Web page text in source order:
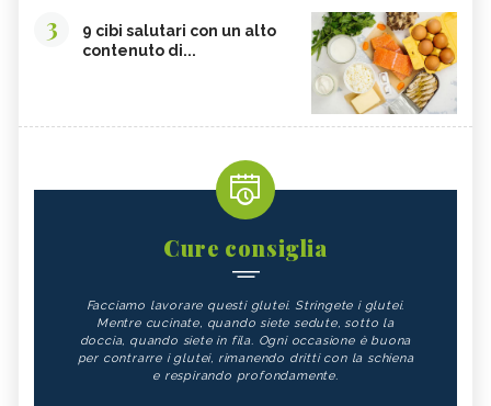
3
9 cibi salutari con un alto
contenuto di...
Cure consiglia
Facciamo lavorare questi glutei. Stringete i glutei.
Mentre cucinate, quando siete sedute, sotto la
doccia, quando siete in fila. Ogni occasione è buona
per contrarre i glutei, rimanendo dritti con la schiena
e respirando profondamente.